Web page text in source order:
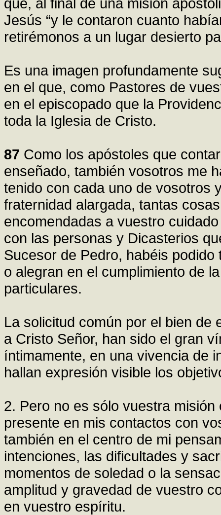
Jesús “y le contaron cuanto
retirémonos a un lugar desierto
Es una imagen profundamente
en el que, como Pastores de
en el episcopado que la
toda la Iglesia de Cristo.
87 Como los apóstoles que
enseñado, también vosotros me
tenido con cada uno de vosotros
fraternidad alargada, tantas
encomendadas a vuestro
con las personas y Dicasterios
Sucesor de Pedro, habéis
o alegran en el cumplimiento de
particulares.
La solicitud común por el bien de
a Cristo Señor, han sido el gran
íntimamente, en una vivencia de
hallan expresión visible los
2. Pero no es sólo vuestra
presente en mis contactos con
también en el centro de mi
intenciones, las dificultades y
momentos de soledad o la
amplitud y gravedad de vuestro
en vuestro espíritu.